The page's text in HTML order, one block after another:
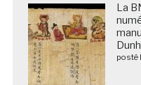
La
posté